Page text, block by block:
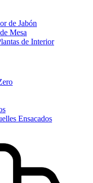
de Jabón
Mesa
de Interior
Ensacados